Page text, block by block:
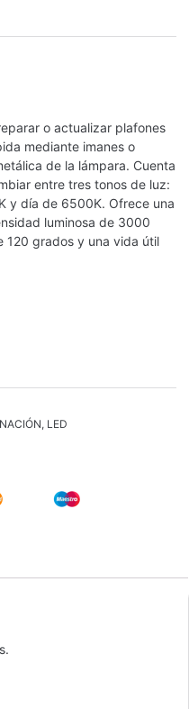
o actualizar plafones
mediante imanes o
de la lámpara. Cuenta
entre tres tonos de luz:
y día de 6500K. Ofrece una
luminosa de 3000
120 grados y una vida útil
, LED